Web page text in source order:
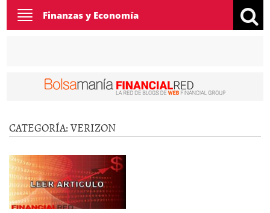
Toggle
navigation
Finanzas y Economía
CATEGORÍA:VERIZON